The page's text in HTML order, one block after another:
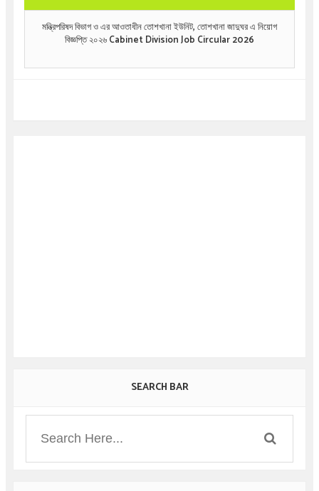
মন্ত্রিপরিষদ বিভাগ ও এর আওতাধীন তোশখানা ইউনিট, তোশখানা জাদুঘর এ নিয়োগ
বিজ্ঞপ্তি ২০২৬ Cabinet Division Job Circular 2026
SEARCH BAR